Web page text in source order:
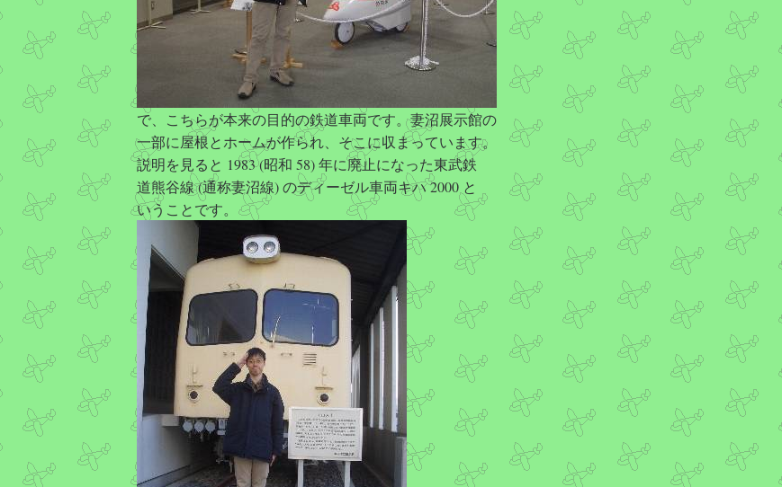
で、こちらが本来の目的の鉄道車両です。妻沼展示館の
一部に屋根とホームが作られ、そこに収まっています。
説明を見ると 1983 (昭和 58) 年に廃止になった東武鉄
道熊谷線 (通称妻沼線) のディーゼル車両キハ 2000 と
いうことです。